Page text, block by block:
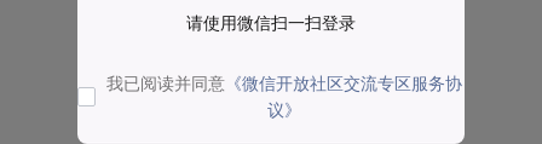
请使用微信扫一扫登录
我已阅读并同意 《微信开放社区交流专区服务协
议》